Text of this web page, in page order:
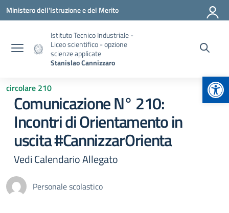
Vai ai contenuti
Vai al menu di navigazione
Vai al footer
Ministero dell'Istruzione e del Merito
Istituto Tecnico Industriale -
Liceo scientifico - opzione
scienze applicate
Stanislao Cannizzaro
circolare 210
Comunicazione N° 210:
Incontri di Orientamento in
uscita #CannizzarOrienta
Vedi Calendario Allegato
Personale scolastico